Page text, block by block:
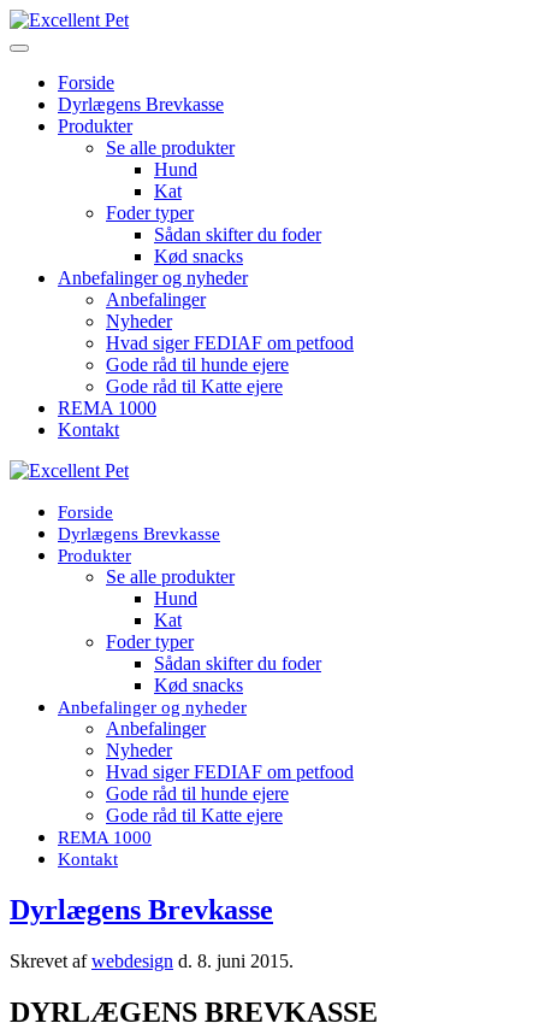
Forside
Dyrlægens Brevkasse
Produkter
Se alle produkter
Hund
Kat
Foder typer
Sådan skifter du foder
Kød snacks
Anbefalinger og nyheder
Anbefalinger
Nyheder
Hvad siger FEDIAF om petfood
Gode råd til hunde ejere
Gode råd til Katte ejere
REMA 1000
Kontakt
Forside
Dyrlægens Brevkasse
Produkter
Se alle produkter
Hund
Kat
Foder typer
Sådan skifter du foder
Kød snacks
Anbefalinger og nyheder
Anbefalinger
Nyheder
Hvad siger FEDIAF om petfood
Gode råd til hunde ejere
Gode råd til Katte ejere
REMA 1000
Kontakt
Dyrlægens Brevkasse
Skrevet afwebdesign d. 8. juni 2015.
DYRLÆGENS BREVKASSE